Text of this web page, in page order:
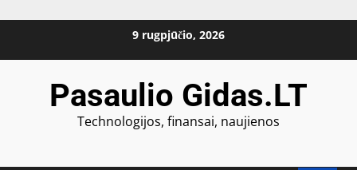
9 rugpjūčio, 2026
Pasaulio Gidas.LT
Technologijos, finansai, naujienos